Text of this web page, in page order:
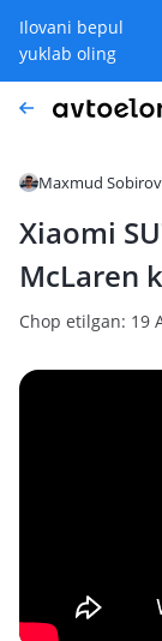
Ilovani bepul
yuklab oling
Maxmud Sobirov
Xiaomi
McLaren
Chop etilgan: 19